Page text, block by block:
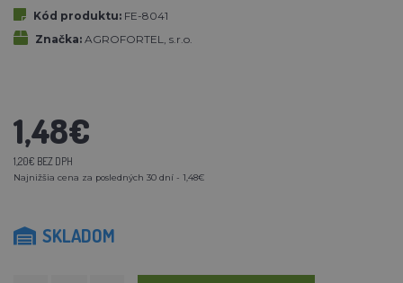
Kód produktu: FE-8041
Značka: AGROFORTEL, s.r.o.
1,48€
1,20€ BEZ DPH
Najnižšia cena za posledných 30 dní - 1,48€
SKLADOM